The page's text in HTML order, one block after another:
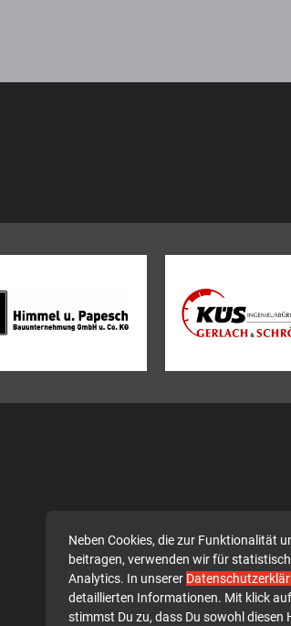
Neben Cookies, die zur Funktionalität
beitragen, verwenden wir für
Analytics. In unserer
detaillierten Informationen. Mit klick
stimmst Du zu, dass Du sowohl diesen